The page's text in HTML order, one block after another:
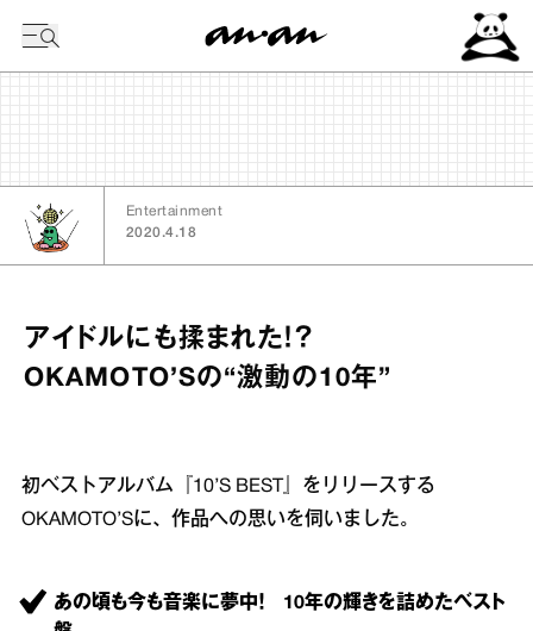
Entertainment
2020.4.18
アイドルにも揉まれた！？
OKAMOTO’Sの“激動の10年”
初ベストアルバム『10’S BEST』をリリースする
OKAMOTO’Sに、作品への思いを伺いました。
あの頃も今も音楽に夢中！ 10年の輝きを詰めたベスト